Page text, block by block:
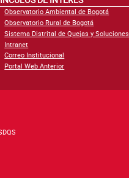
Observatorio Ambiental de Bogotá
Observatorio Rural de Bogotá
Sistema Distrital de Quejas y Soluciones
Intranet
Correo Institucional
Portal Web Anterior